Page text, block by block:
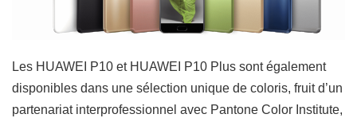
Les HUAWEI P10 et HUAWEI P10 Plus sont également
disponibles dans une sélection unique de coloris, fruit d’un
partenariat interprofessionnel avec Pantone Color Institute,